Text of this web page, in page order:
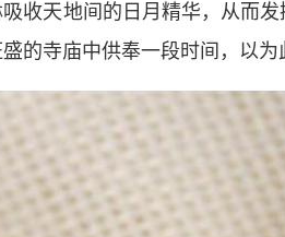
收天地间的日月精华，从而
的寺庙中供奉一段时间，以为